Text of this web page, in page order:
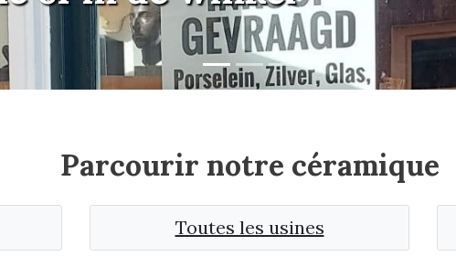
Parcourir notre céramique
Toutes les usines